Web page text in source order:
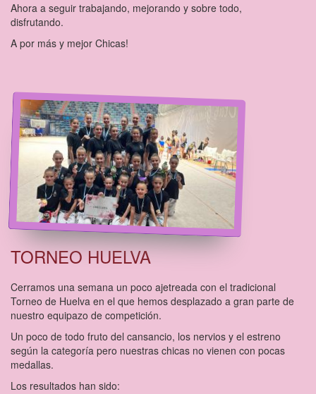
Ahora a seguir trabajando, mejorando y sobre todo,
disfrutando.
A por más y mejor Chicas!
TORNEO HUELVA
Cerramos una semana un poco ajetreada con el tradicional
Torneo de Huelva en el que hemos desplazado a gran parte de
nuestro equipazo de competición.
Un poco de todo fruto del cansancio, los nervios y el estreno
según la categoría pero nuestras chicas no vienen con pocas
medallas.
Los resultados han sido: